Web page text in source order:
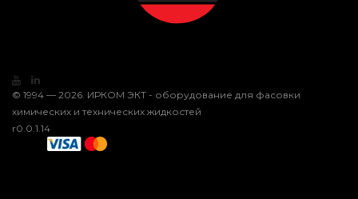
© 1994 — 2026. ИРКОМ ЭКТ - оборудование для фасовки
химических и технических жидкостей
r0.0.1.14